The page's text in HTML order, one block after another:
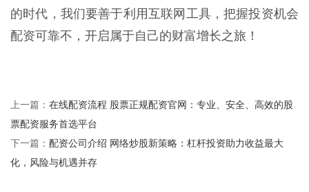
的时代，我们要善于利用互联网工具，把握投资机会
配资可靠不，开启属于自己的财富增长之旅！
上一篇： 在线配资流程 股票正规配资官网：专业、安全、高效的股
票配资服务首选平台
下一篇： 配资公司介绍 网络炒股新策略：杠杆投资助力收益最大
化，风险与机遇并存